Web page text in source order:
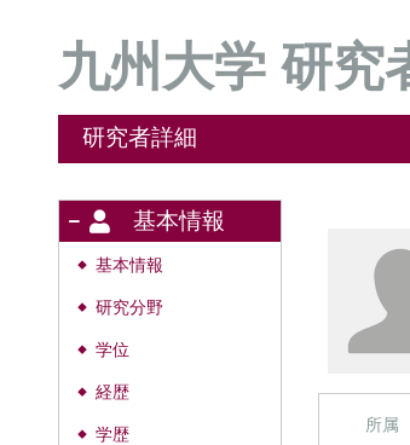
九州大学 研究
研究者詳細
基本情報
◆ 基本情報
◆ 研究分野
◆ 学位
◆ 経歴
◆ 学歴
所属